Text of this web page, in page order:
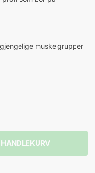
muskelgrupper
HANDLEKURV